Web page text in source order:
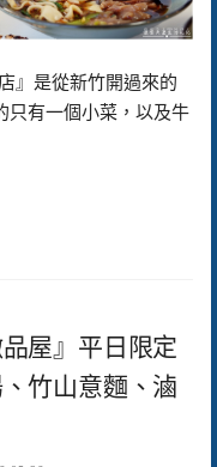
』是從新竹開過來的
只有一個小菜，以及牛
屋』平日限定
竹山意麵、滷